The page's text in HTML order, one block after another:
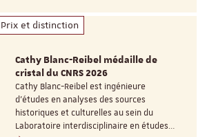
Prix et distinction
Cathy Blanc-Reibel médaille de
cristal du CNRS 2026
Cathy Blanc-Reibel est ingénieure
d’études en analyses des sources
historiques et culturelles au sein du
Laboratoire interdisciplinaire en études…